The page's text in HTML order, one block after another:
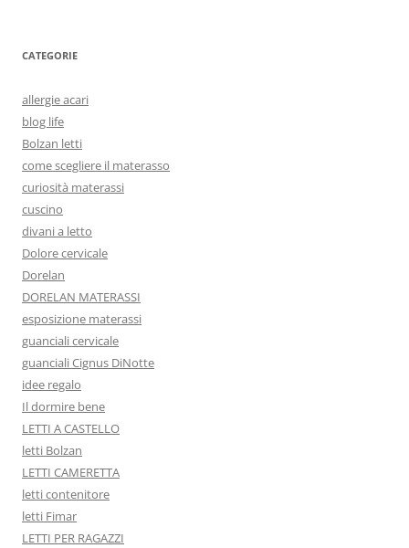
CATEGORIE
allergie acari
blog life
Bolzan letti
come scegliere il materasso
curiosità materassi
cuscino
divani a letto
Dolore cervicale
Dorelan
DORELAN MATERASSI
esposizione materassi
guanciali cervicale
guanciali Cignus DiNotte
idee regalo
Il dormire bene
LETTI A CASTELLO
letti Bolzan
LETTI CAMERETTA
letti contenitore
letti Fimar
LETTI PER RAGAZZI